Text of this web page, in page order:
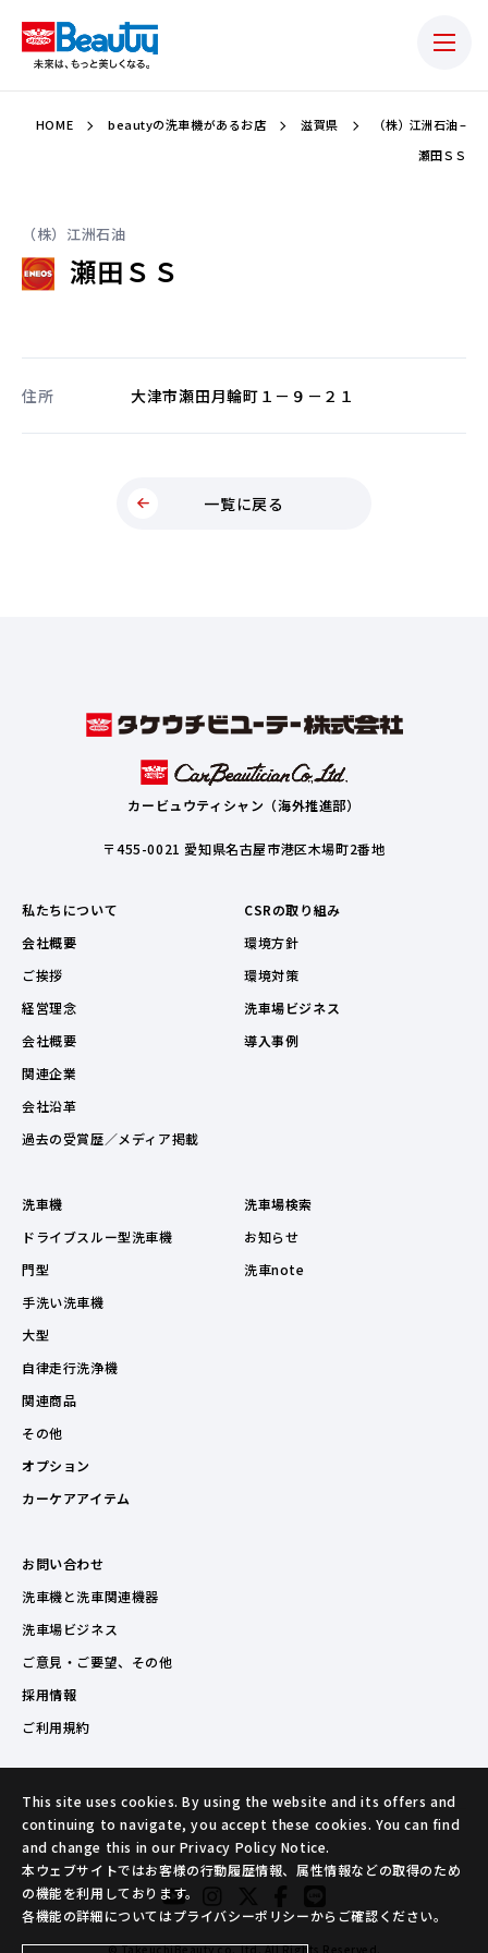
HOME beautyの洗車機があるお店 滋賀県
（株）江洲石油 –
瀬田ＳＳ
（株）江洲石油
瀬田ＳＳ
住所 大津市瀬田月輪町１－９－２１
一覧に戻る
カービュウティシャン（海外推進部）
〒455-0021 愛知県名古屋市港区木場町2番地
私たちについて
会社概要
ご挨拶
経営理念
会社概要
関連企業
会社沿革
過去の受賞歴／メディア掲載
CSRの取り組み
環境方針
環境対策
洗車場ビジネス
導入事例
洗車機
ドライブスルー型洗車機
門型
手洗い洗車機
大型
自律走行洗浄機
関連商品
その他
オプション
カーケアアイテム
洗車場検索
お知らせ
洗車note
お問い合わせ
洗車機と洗車関連機器
洗車場ビジネス
ご意見・ご要望、その他
採用情報
ご利用規約
© TakeuchiBeauty co.,ltd. All Rights Reserved.
This site uses cookies. By using the website and its offers and
continuing to navigate, you accept these cookies. You can find
and change this in our Privacy Policy Notice.
本ウェブサイトではお客様の行動履歴情報、属性情報などの取得のため
の機能を利用しております。
各機能の詳細についてはプライバシーポリシーからご確認ください。